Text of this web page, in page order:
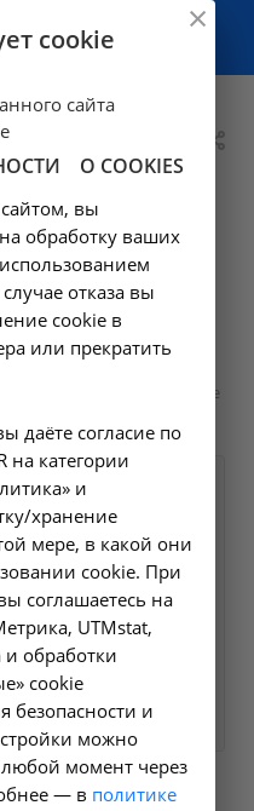
гинекологические
губ - А16.20.066 в Ангарске
cookie
сайта
О COOKIES
вы
обработку ваших
отказа вы
cookie в
или прекратить
даёте согласие по
на категории
и
хранение
мере, в какой они
cookie. При
соглашаетесь на
UTMstat,
и обработки
cookie
безопасности и
можно
момент через
— в политике